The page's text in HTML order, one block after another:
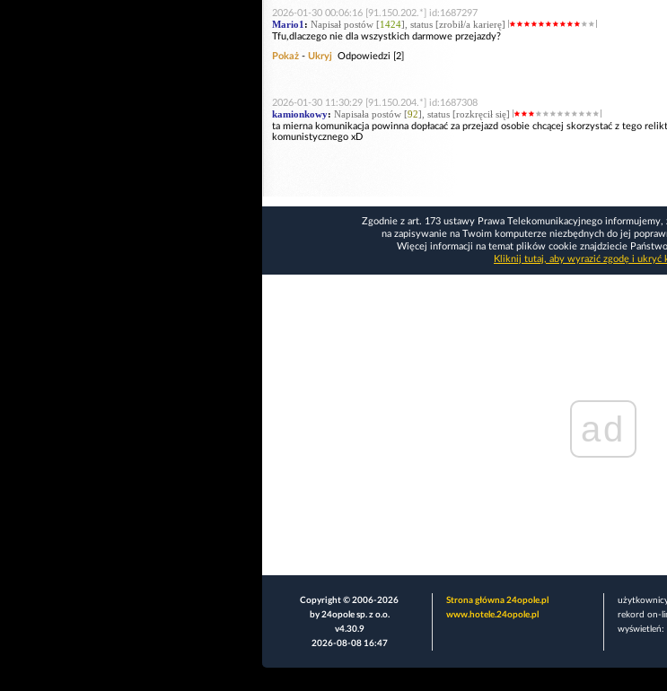
2026-01-30 00:06:16 [91.150.202.*] id:1687297
Mario1 : Napisał postów [1424], status [zrobił/a karierę]
Tfu,dlaczego nie dla wszystkich darmowe przejazdy?
Pokaż - Ukryj Odpowiedzi [2]
2026-01-30 11:30:29 [91.150.204.*] id:1687308
kamionkowy: Napisała postów [92], status [rozkręcił się]
ta mierna komunikacja powinna dopłacać za przejazd osobie chcącej skorzystać z tego
komunistycznego xD
Zgodnie z art. 173 ustawy Prawa Telekomunikacyjnego informujemy,
na zapisywanie na Twoim komputerze niezbędnych do jej
Więcej informacji na temat plików cookie znajdziecie
Kliknij tutaj, aby wyrazić zgodę i ukryć
ad
Copyright © 2006-2026
by 24opole sp. z o.o.
v4.30.9
2026-08-08 16:47
Strona główna 24opole.pl
www.hotele.24opole.pl
rekord on-